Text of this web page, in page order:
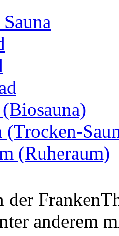
(Trocken-
(Ruheraum)
der
anderem